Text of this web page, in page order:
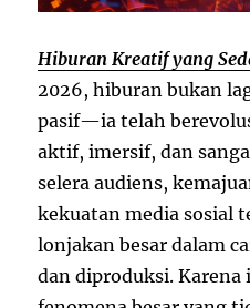
Hiburan Kreatif yang
2026, hiburan bukan
pasif—ia telah
aktif, imersif, dan
selera audiens,
kekuatan media sosial
lonjakan besar dalam
dan diproduksi.